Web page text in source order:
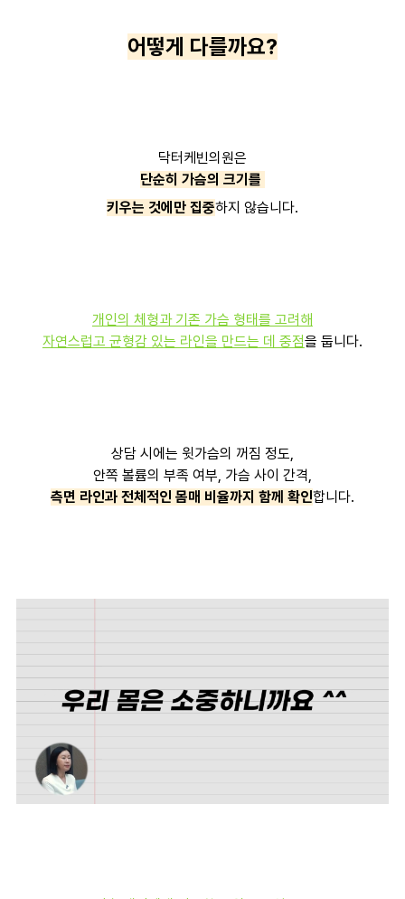
어떻게 다를까요?
닥터케빈의원은
단순히 가슴의 크기를
키우는 것에만 집중하지 않습니다.
개인의 체형과 기존 가슴 형태를 고려해
자연스럽고 균형감 있는 라인을 만드는 데 중점을 둡니다.
상담 시에는 윗가슴의 꺼짐 정도,
안쪽 볼륨의 부족 여부, 가슴 사이 간격,
측면 라인과 전체적인 몸매 비율까지 함께 확인합니다.